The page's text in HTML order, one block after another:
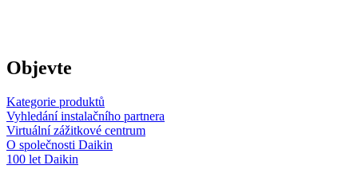
Objevte
Kategorie produktů
Vyhledání instalačního partnera
Virtuální zážitkové centrum
O společnosti Daikin
100 let Daikin